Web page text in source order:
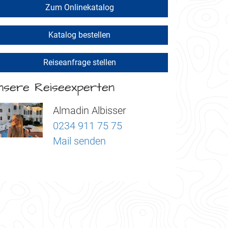
Zum Onlinekatalog
Katalog bestellen
Reiseanfrage stellen
Reiseexperten
Almadin Albisser
0234 911 75 75
Mail senden